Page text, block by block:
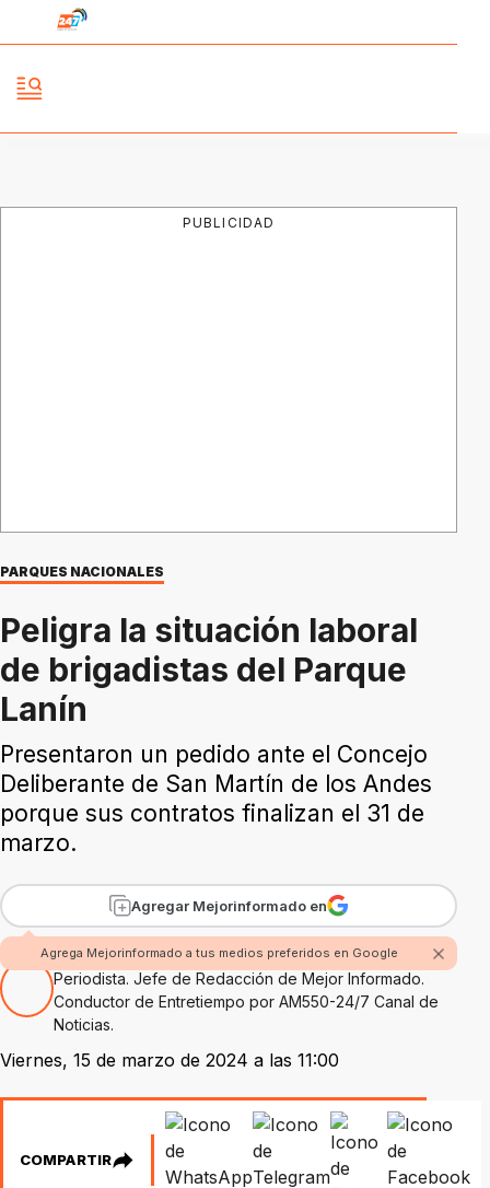
PUBLICIDAD
PARQUES NACIONALES
Peligra la situación laboral
de brigadistas del Parque
Lanín
Presentaron un pedido ante el Concejo
Deliberante de San Martín de los Andes
porque sus contratos finalizan el 31 de
marzo.
Agregar Mejorinformado en
Agrega Mejorinformado a tus medios preferidos en Google
Por Pablo Montanaro
Periodista. Jefe de Redacción de Mejor Informado.
Conductor de Entretiempo por AM550-24/7 Canal de
Noticias.
Viernes, 15 de marzo de 2024 a las 11:00
COMPARTIR